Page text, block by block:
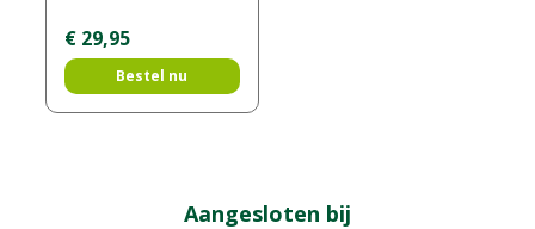
€ 29,95
Bestel nu
Aangesloten bij